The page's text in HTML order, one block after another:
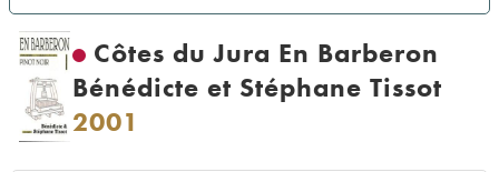
Côtes du Jura En Barberon
Bénédicte et Stéphane Tissot
2001